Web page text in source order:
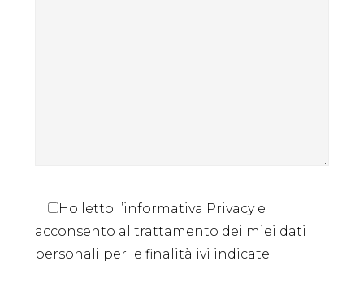
Ho letto l’informativa Privacy e
acconsento al trattamento dei miei dati
personali per le finalità ivi indicate.